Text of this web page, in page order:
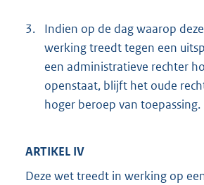
3.
Indien op de dag waarop
werking treedt tegen een
een administratieve rechter
openstaat, blijft het oude
hoger beroep van toepassing.
ARTIKEL IV
Deze wet treedt in werking op